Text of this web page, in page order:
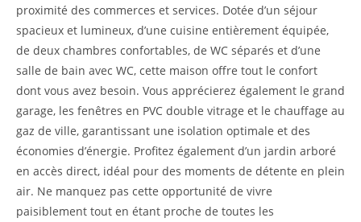
proximité des commerces et services. Dotée d’un séjour
spacieux et lumineux, d’une cuisine entièrement équipée,
de deux chambres confortables, de WC séparés et d’une
salle de bain avec WC, cette maison offre tout le confort
dont vous avez besoin. Vous apprécierez également le grand
garage, les fenêtres en PVC double vitrage et le chauffage au
gaz de ville, garantissant une isolation optimale et des
économies d’énergie. Profitez également d’un jardin arboré
en accès direct, idéal pour des moments de détente en plein
air. Ne manquez pas cette opportunité de vivre
paisiblement tout en étant proche de toutes les